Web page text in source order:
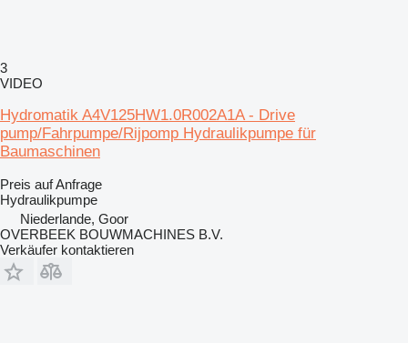
3
VIDEO
Hydromatik A4V125HW1.0R002A1A - Drive
pump/Fahrpumpe/Rijpomp Hydraulikpumpe für
Baumaschinen
Preis auf Anfrage
Hydraulikpumpe
Niederlande, Goor
OVERBEEK BOUWMACHINES B.V.
Verkäufer kontaktieren